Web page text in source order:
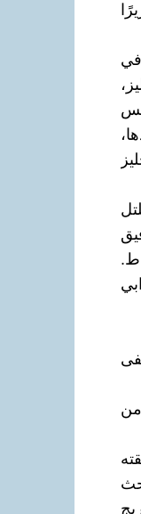
في
واضطر عرابي
للبحث